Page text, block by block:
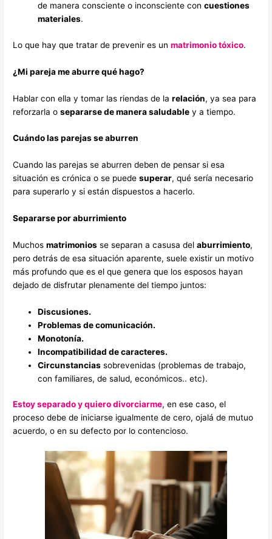
de manera consciente o inconsciente concuestiones
materiales.
Lo que hay que tratar de prevenir es unmatrimonio tóxico.
¿Mi pareja me aburre qué hago?
Hablar con ella y tomar las riendas de larelación, ya sea para
reforzarla osepararse de manera saludable y a tiempo.
Cuándo las parejas se aburren
Cuando las parejas se aburren deben de pensar si esa
situación es crónica o se puedesuperar, qué sería necesario
para superarlo y si están dispuestos a hacerlo.
Separarse por aburrimiento
Muchosmatrimonios se separan a casusa delaburrimiento,
pero detrás de esa situación aparente, suele existir un motivo
más profundo que es el que genera que los esposos hayan
dejado de disfrutar plenamente del tiempo juntos:
Discusiones.
Problemas de comunicación.
Monotonía.
Incompatibilidad de caracteres.
Circunstancias sobrevenidas (problemas de trabajo,
con familiares, de salud, económicos.. etc).
Estoy separado y quiero divorciarme, en ese caso, el
proceso debe de iniciarse igualmente de cero, ojalá de mutuo
acuerdo, o en su defecto por lo contencioso.